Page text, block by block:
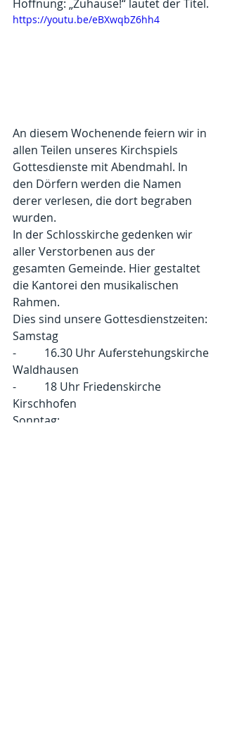
Hoffnung: „Zuhause!“ lautet der Titel.
https://youtu.be/eBXwqbZ6hh4
An diesem Wochenende feiern wir in
allen Teilen unseres Kirchspiels
Gottesdienste mit Abendmahl. In
den Dörfern werden die Namen
derer verlesen, die dort begraben
wurden.
In der Schlosskirche gedenken wir
aller Verstorbenen aus der
gesamten Gemeinde. Hier gestaltet
die Kantorei den musikalischen
Rahmen.
Dies sind unsere Gottesdienstzeiten:
Samstag
-          16.30 Uhr Auferstehungskirche
Waldhausen
-          18 Uhr Friedenskirche
Kirschhofen
Sonntag: